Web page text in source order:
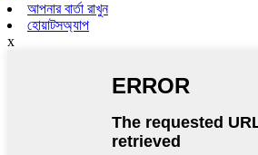
আপনার বার্তা রাখুন
হোয়াটসঅ্যাপ
x